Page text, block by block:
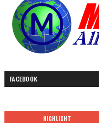
FACEBOOK
HIGHLIGHT